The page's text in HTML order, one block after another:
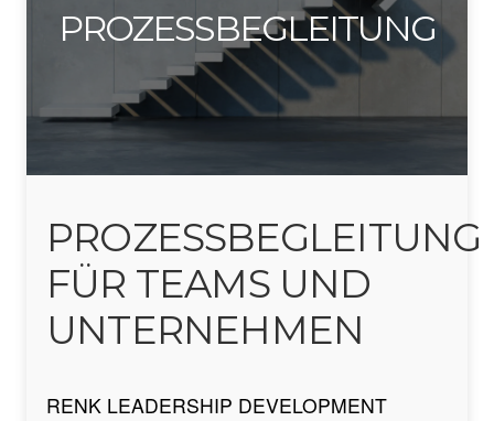
PROZESSBEGLEITUNG
PROZESSBEGLEITUNG
FÜR TEAMS UND
UNTERNEHMEN
RENK LEADERSHIP DEVELOPMENT